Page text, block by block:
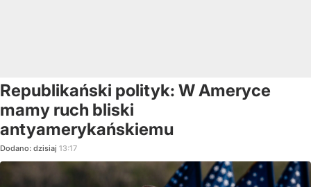
Republikański polityk: W Ameryce
mamy ruch bliski
antyamerykańskiemu
Dodano: dzisiaj 13:17